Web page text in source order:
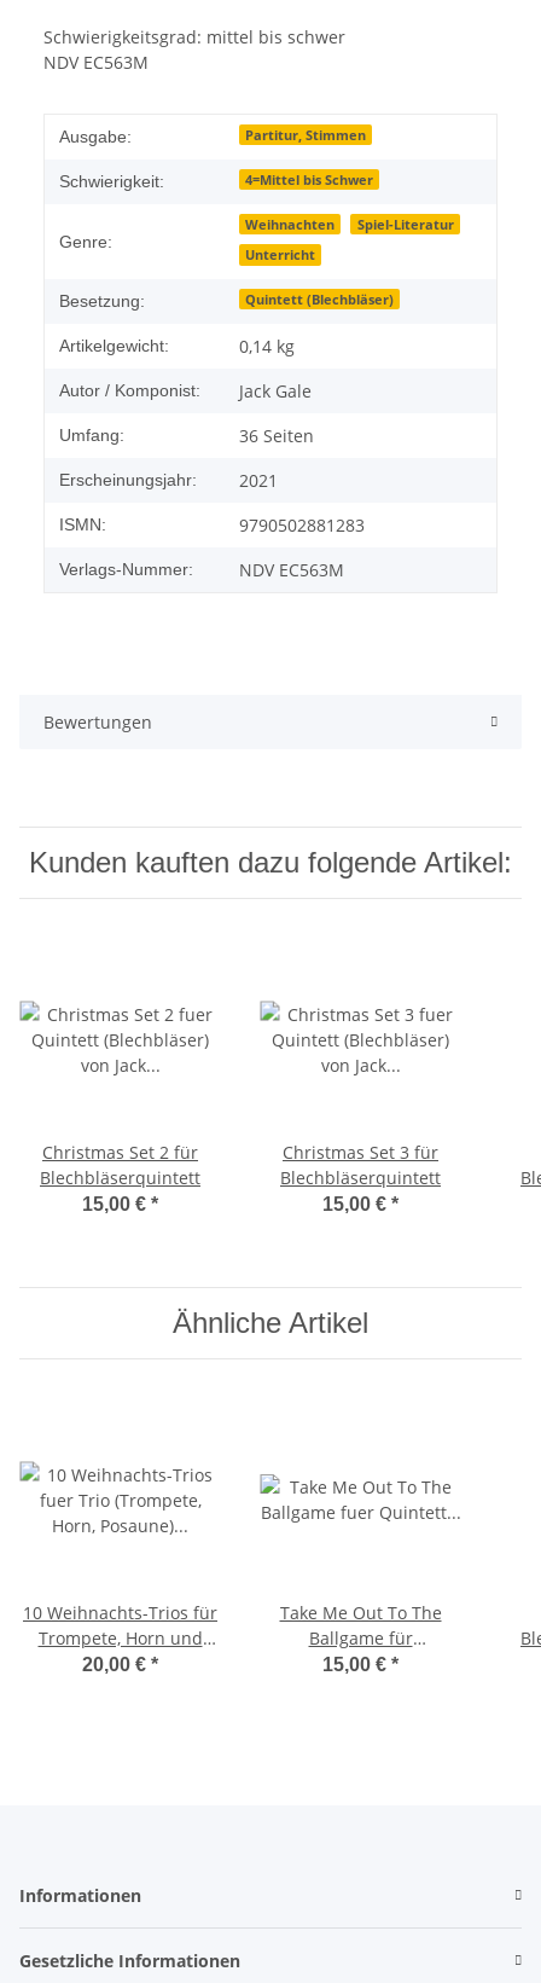
Schwierigkeitsgrad: mittel bis schwer
NDV EC563M
Ausgabe: Partitur, Stimmen
Schwierigkeit: 4=Mittel bis Schwer
Genre:
Weihnachten
Spiel-Literatur
Unterricht
Besetzung: Quintett (Blechbläser)
Artikelgewicht: 0,14 kg
Autor / Komponist: Jack Gale
Umfang: 36 Seiten
Erscheinungsjahr: 2021
ISMN: 9790502881283
Verlags-Nummer: NDV EC563M
Bewertungen
Kunden kauften dazu folgende Artikel:
Christmas Set 2 für
Blechbläserquintett
15,00 € *
Christmas Set 3 für
Blechbläserquintett
15,00 € *
Ähnliche Artikel
10 Weihnachts-Trios für
Trompete, Horn und
Posaune
20,00 € *
Take Me Out To The
Ballgame für
Blechbläserquintett
15,00 € *
Informationen
Gesetzliche Informationen